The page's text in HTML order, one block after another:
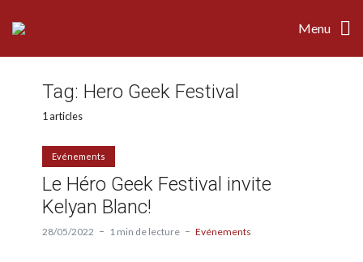
Menu
Tag: Hero Geek Festival
1 articles
Evénements
Le Héro Geek Festival invite
Kelyan Blanc!
28/05/2022 1 min de lecture Evénements